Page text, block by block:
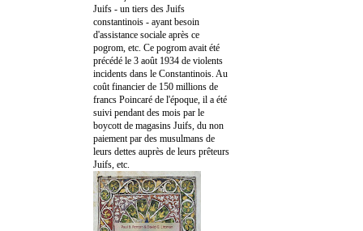
Juifs - un tiers des Juifs
constantinois - ayant besoin
d'assistance sociale après ce
pogrom, etc. Ce pogrom avait été
précédé le 3 août 1934 de violents
incidents dans le Constantinois. Au
coût financier de 150 millions de
francs Poincaré de l'époque, il a été
suivi pendant des mois par le
boycott de magasins Juifs, du non
paiement par des musulmans de
leurs dettes auprès de leurs prêteurs
Juifs, etc.